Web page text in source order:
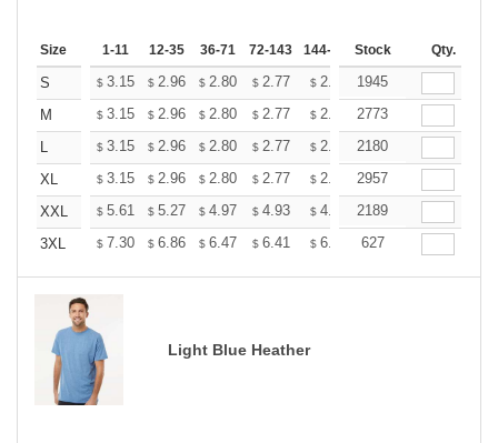
Size 1-11 12-35 36-71 72-143 144-287 288 + More
Stock Qty.
S $ 3.15 $ 2.96 $ 2.80 $ 2.77 $ 2.72 $2.70
1945
M
$ 3.15 $ 2.96 $ 2.80 $ 2.77 $ 2.72 $2.70
2773
L
$ 3.15 $ 2.96 $ 2.80 $ 2.77 $ 2.72 $2.70
2180
XL
$ 3.15 $ 2.96 $ 2.80 $ 2.77 $ 2.72 $2.70
2957
XXL
$ 5.61 $ 5.27 $ 4.97 $ 4.93 $ 4.85 $4.80
2189
3XL
$ 7.30 $ 6.86 $ 6.47 $ 6.41 $ 6.30 $6.25
627
Light Blue Heather